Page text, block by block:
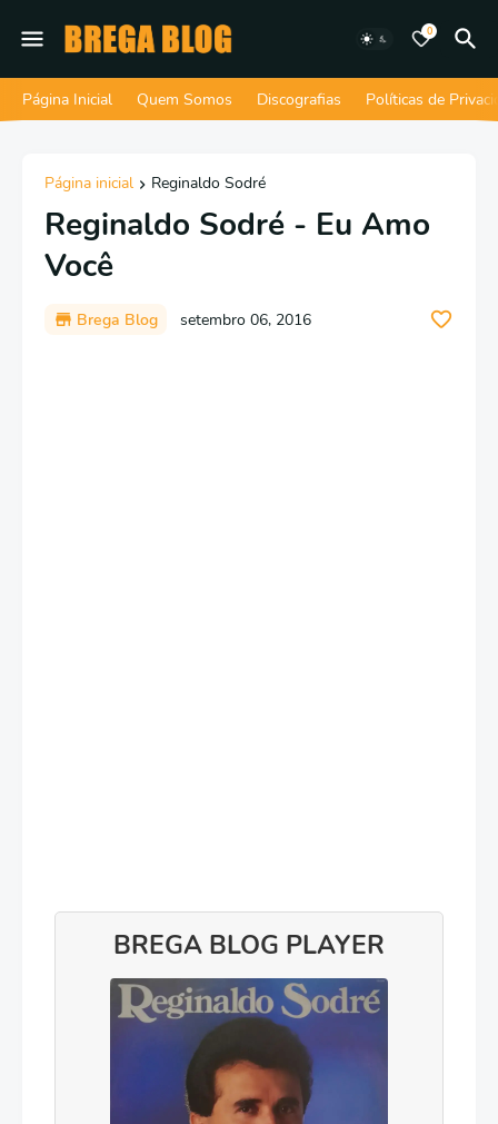
0
Página Inicial Quem Somos Discografias Políticas de
Página inicial Reginaldo Sodré
Reginaldo Sodré - Eu Amo
Você
Brega Blog setembro 06, 2016
BREGA BLOG PLAYER